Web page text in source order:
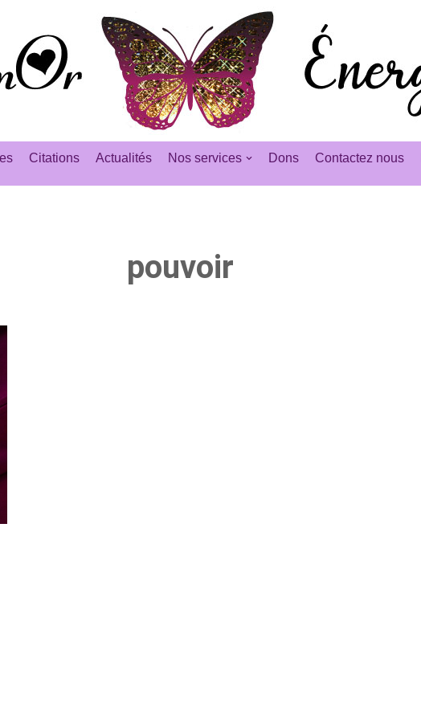
Citations Actualités Nos services Dons Contactez nous
pouvoir